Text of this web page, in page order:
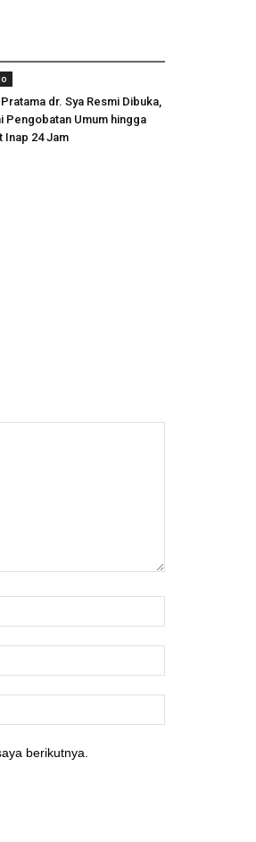
dr. Sya Resmi Dibuka,
Pengobatan Umum hingga
Inap 24 Jam
berikutnya.